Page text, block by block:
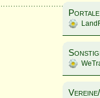
Portale